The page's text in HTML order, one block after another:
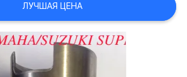
ЛУЧШАЯ ЦЕНА